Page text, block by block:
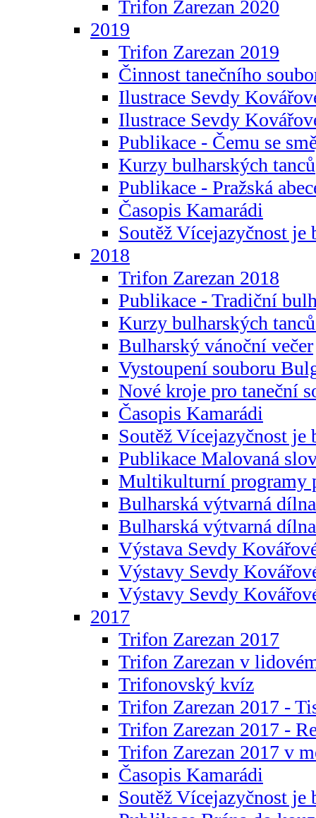
Trifon Zarezan 2020
2019
Trifon Zarezan 2019
Činnost tanečního
Ilustrace Sevdy
Ilustrace Sevdy
Publikace - Čemu se
Kurzy bulharských tanců
Publikace - Pražská
Časopis Kamarádi
Soutěž Vícejazyčnost je
2018
Trifon Zarezan 2018
Publikace - Tradiční
Kurzy bulharských
Bulharský vánoční večer
Vystoupení souboru
Nové kroje pro taneční
Časopis Kamarádi
Soutěž Vícejazyčnost je
Publikace Malovaná
Multikulturní programy
Bulharská výtvarná
Bulharská výtvarná
Výstava Sevdy
Výstavy Sevdy
Výstavy Sevdy
2017
Trifon Zarezan 2017
Trifon Zarezan v
Trifonovský kvíz
Trifon Zarezan 2017 -
Trifon Zarezan 2017 -
Trifon Zarezan 2017 v
Časopis Kamarádi
Soutěž Vícejazyčnost je